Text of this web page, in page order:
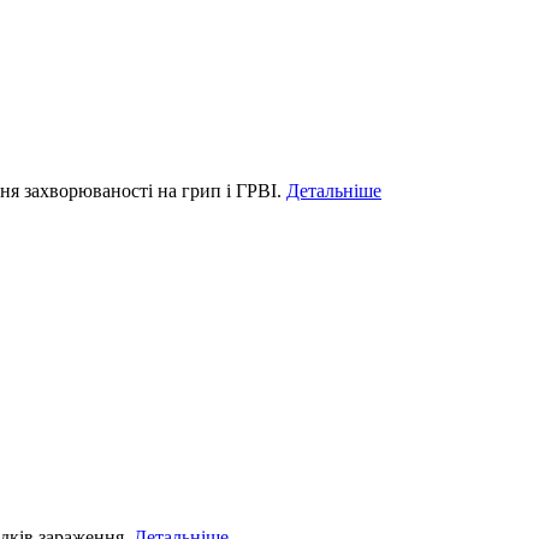
захворюваності на грип і ГРВІ. Детальніше